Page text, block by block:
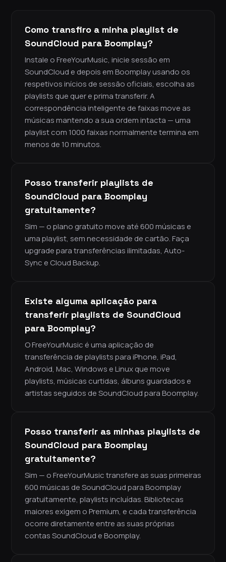
Como transfiro a minha playlist de
SoundCloud para Boomplay?
Instale o FreeYourMusic, inicie sessão em
SoundCloud e depois em Boomplay usando os
respetivos inícios de sessão oficiais, escolha as
playlists que quer e prima transferir. A
correspondência inteligente de faixas move as
músicas mantendo a sua ordem intacta — uma
playlist com 1000 faixas normalmente termina em
menos de 10 minutos.
Posso transferir playlists de
SoundCloud para Boomplay
gratuitamente?
Sim — o plano gratuito move até 600 músicas e
uma playlist, sem necessidade de cartão. Faça
upgrade para transferências ilimitadas, Auto-
Sync e Cloud Backup.
Existe alguma aplicação para
transferir playlists de SoundCloud
para Boomplay?
O FreeYourMusic é uma aplicação de
transferência de playlists para iPhone, iPad,
Android, Mac, Windows e Linux que move
playlists, músicas curtidas, álbuns guardados e
artistas seguidos de SoundCloud para Boomplay.
Posso transferir as minhas playlists de
SoundCloud para Boomplay
gratuitamente?
Sim — o FreeYourMusic transfere as suas primeiras
600 músicas de SoundCloud para Boomplay
gratuitamente, playlists incluídas. Bibliotecas
maiores exigem o Premium, e cada transferência
ocorre diretamente entre as suas próprias
contas SoundCloud e Boomplay.